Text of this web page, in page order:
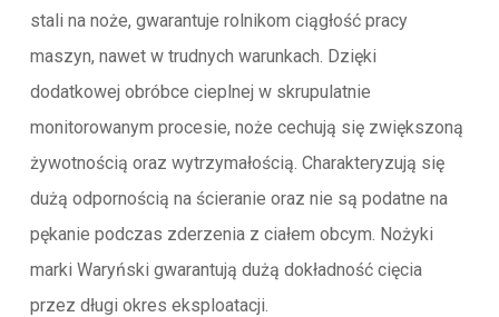
stali na noże, gwarantuje rolnikom ciągłość pracy
maszyn, nawet w trudnych warunkach. Dzięki
dodatkowej obróbce cieplnej w skrupulatnie
monitorowanym procesie, noże cechują się zwiększoną
żywotnością oraz wytrzymałością. Charakteryzują się
dużą odpornością na ścieranie oraz nie są podatne na
pękanie podczas zderzenia z ciałem obcym. Nożyki
marki Waryński gwarantują dużą dokładność cięcia
przez długi okres eksploatacji.